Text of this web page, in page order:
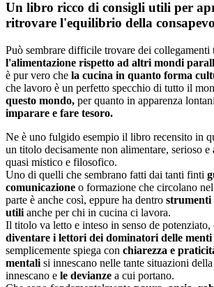
Un libro ricco di consigli utili per
ritrovare l'equilibrio della
Può sembrare difficile trovare dei collegamenti
l'alimentazione rispetto ad altri mondi
è pur vero che la cucina in quanto forma
che lavoro è un perfetto specchio di tutto il
questo mondo, per quanto in apparenza
imparare e fare tesoro.
Ne è uno fulgido esempio il libro recensito in
un titolo decisamente non alimentare, serioso e
quasi mistico e filosofico.
Uno di quelli che sembrano fatti dai tanti finti
comunicazione o formazione che circolano
parte è anche così, eppure ha dentro strumenti
utili anche per chi in cucina ci lavora.
Il titolo va letto e inteso in senso de potenziato,
diventare i lettori dei dominatori delle
semplicemente spiega con chiarezza e
mentali si innescano nelle tante situazioni
innescano e le devianze a cui portano.